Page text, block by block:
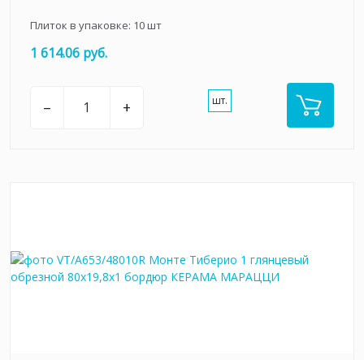
Плиток в упаковке: 10шт
1 614.06 руб.
– + шт.